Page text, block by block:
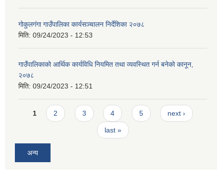
गोकुलगंगा गाउँपालिका कार्यसञ्चालन निर्देशिका २०७८
मिति: 09/24/2023 - 12:53
गाउँपालिकाको आर्थिक कार्यविधि नियमित तथा व्यवस्थित गर्न बनेको कानून,
२०७८
मिति: 09/24/2023 - 12:51
Pages
1 2 3 4 5 next ›
last »
अन्य